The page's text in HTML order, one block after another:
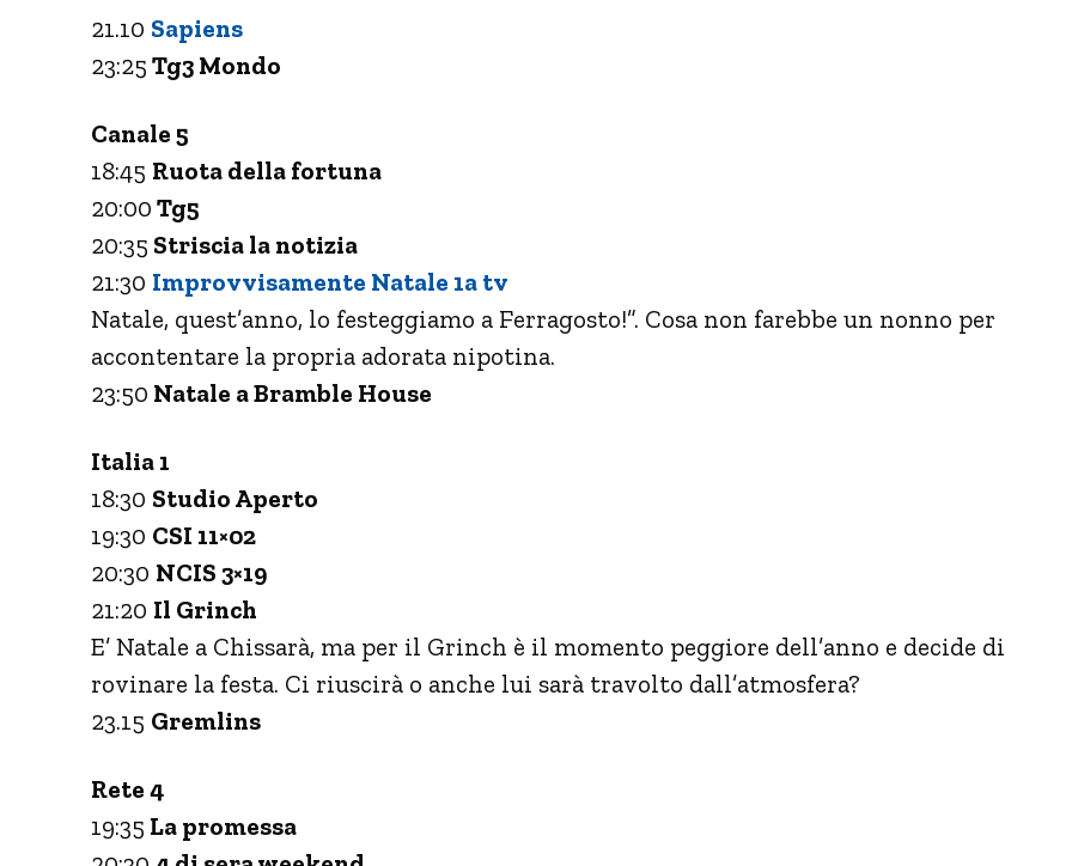
21.10 Sapiens
23:25 Tg3 Mondo
Canale 5
18:45 Ruota della fortuna
20:00 Tg5
20:35 Striscia la notizia
21:30 Improvvisamente Natale 1a tv
Natale, quest’anno, lo festeggiamo a Ferragosto!”. Cosa non farebbe un nonno per
accontentare la propria adorata nipotina.
23:50 Natale a Bramble House
Italia 1
18:30 Studio Aperto
19:30 CSI 11×02
20:30 NCIS 3×19
21:20 Il Grinch
E’ Natale a Chissarà, ma per il Grinch è il momento peggiore dell’anno e decide di
rovinare la festa. Ci riuscirà o anche lui sarà travolto dall’atmosfera?
23.15 Gremlins
Rete 4
19:35 La promessa